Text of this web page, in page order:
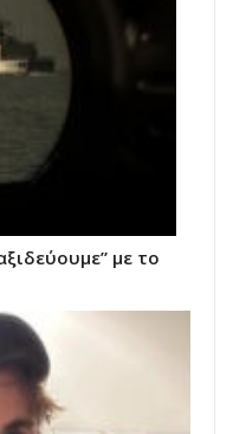
με το